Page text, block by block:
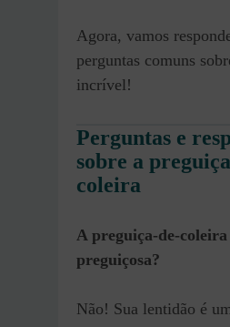
Agora, vamos
perguntas comuns
incrível!
Perguntas e
sobre a
coleira
A preguiça-de-
preguiçosa?
Não! Sua lentidão é